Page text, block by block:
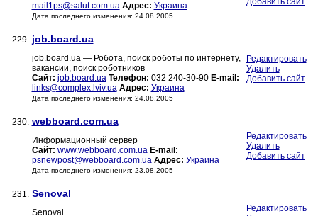
mail1ps@salut.com.ua Адрес: Украина
Дата последнего изменения: 24.08.2005
229. job.board.ua
job.board.ua — Робота, поиск роботы по интернету,
вакансии, поиск роботников
Сайт: job.board.ua Телефон: 032 240-30-90 E-mail:
links@complex.lviv.ua Адрес: Украина
Дата последнего изменения: 24.08.2005
Редактировать
Удалить
Добавить сайт
230. webboard.com.ua
Информационный сервер
Сайт: www.webboard.com.ua E-mail:
psnewpost@webboard.com.ua Адрес: Украина
Дата последнего изменения: 23.08.2005
Редактировать
Удалить
Добавить сайт
231. Senoval
Senoval
Редактировать